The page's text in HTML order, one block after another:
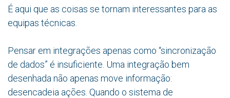
É aqui que as coisas se tornam interessantes para as
equipas técnicas.
Pensar em integrações apenas como “sincronização
de dados” é insuficiente. Uma integração bem
desenhada não apenas move informação:
desencadeia ações. Quando o sistema de